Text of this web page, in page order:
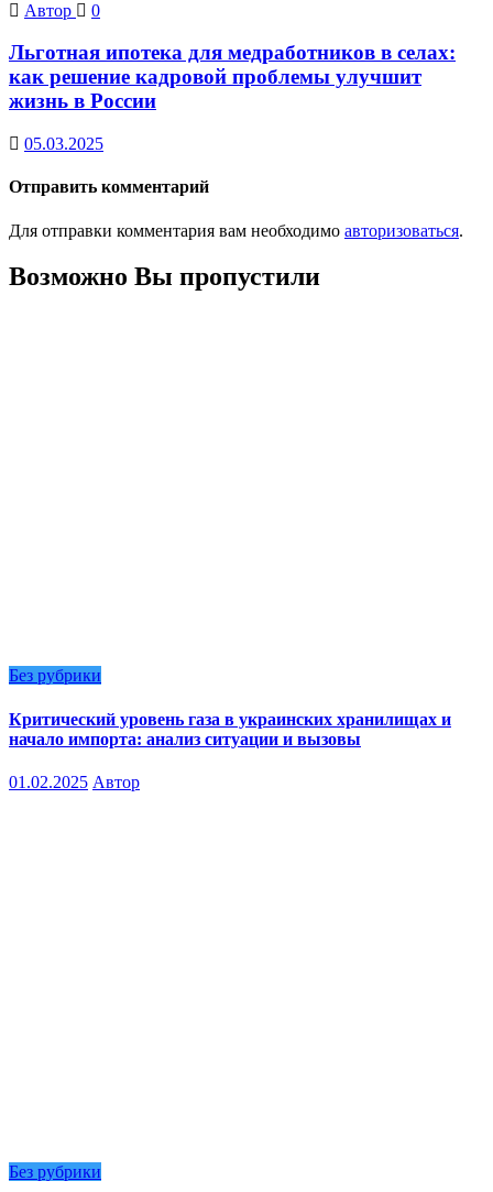
Автор 0
Льготная ипотека для медработников в селах:
как решение кадровой проблемы улучшит
жизнь в России
05.03.2025
Отправить комментарий
Для отправки комментария вам необходимо авторизоваться.
Возможно Вы пропустили
Без рубрики
Критический уровень газа в украинских хранилищах и
начало импорта: анализ ситуации и вызовы
01.02.2025 Автор
Без рубрики